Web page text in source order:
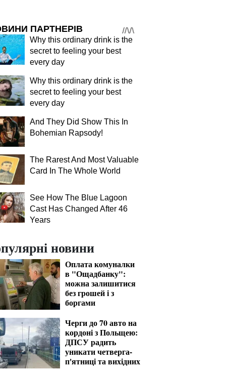
ПАРТНЕРІВ
Why this ordinary drink is the
secret to feeling your best
every day
Why this ordinary drink is the
secret to feeling your best
every day
And They Did Show This In
Bohemian Rapsody!
The Rarest And Most Valuable
Card In The Whole World
See How The Blue Lagoon
Cast Has Changed After 46
Years
новини
Оплата комуналки
в "Ощадбанку":
можна залишитися
без грошей і з
боргами
Черги до 70 авто на
кордоні з Польщею:
ДПСУ радить
уникати четверга-
п'ятниці та вихідних